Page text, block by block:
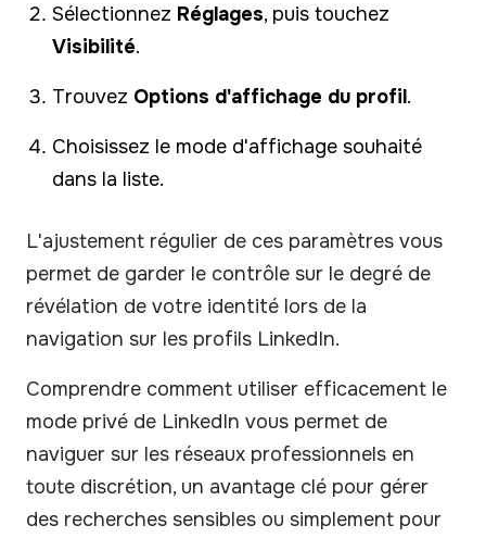
Sélectionnez Réglages, puis touchez
Visibilité.
Trouvez Options d'affichage du profil.
Choisissez le mode d'affichage souhaité
dans la liste.
L'ajustement régulier de ces paramètres vous
permet de garder le contrôle sur le degré de
révélation de votre identité lors de la
navigation sur les profils LinkedIn.
Comprendre comment utiliser efficacement le
mode privé de LinkedIn vous permet de
naviguer sur les réseaux professionnels en
toute discrétion, un avantage clé pour gérer
des recherches sensibles ou simplement pour